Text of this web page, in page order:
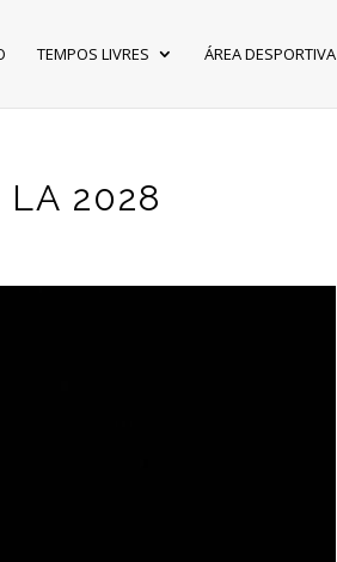
TEMPOS LIVRES ÁREA DESPORTIVA
LA 2028